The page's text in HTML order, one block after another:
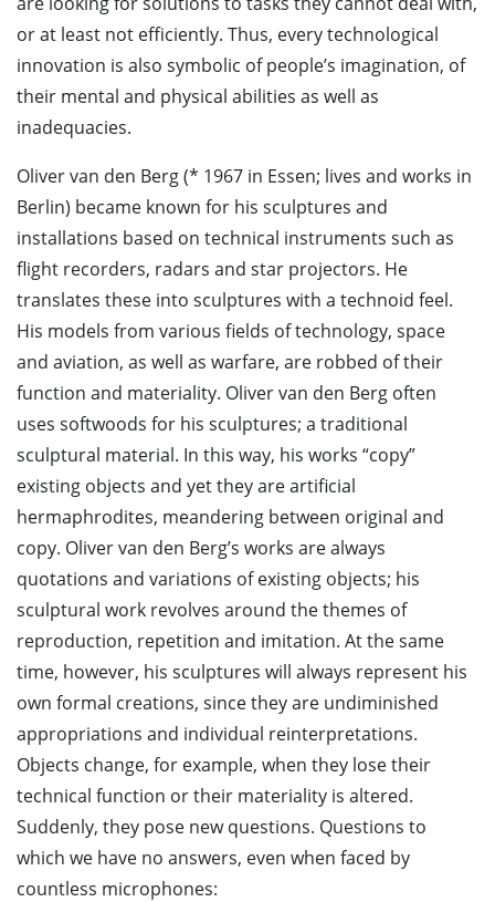
or at least not efficiently. Thus, every technological
innovation is also symbolic of people’s imagination, of
their mental and physical abilities as well as
inadequacies.
Oliver van den Berg (* 1967 in Essen; lives and works in
Berlin) became known for his sculptures and
installations based on technical instruments such as
flight recorders, radars and star projectors. He
translates these into sculptures with a technoid feel.
His models from various fields of technology, space
and aviation, as well as warfare, are robbed of their
function and materiality. Oliver van den Berg often
uses softwoods for his sculptures; a traditional
sculptural material. In this way, his works “copy”
existing objects and yet they are artificial
hermaphrodites, meandering between original and
copy. Oliver van den Berg’s works are always
quotations and variations of existing objects; his
sculptural work revolves around the themes of
reproduction, repetition and imitation. At the same
time, however, his sculptures will always represent his
own formal creations, since they are undiminished
appropriations and individual reinterpretations.
Objects change, for example, when they lose their
technical function or their materiality is altered.
Suddenly, they pose new questions. Questions to
which we have no answers, even when faced by
countless microphones: